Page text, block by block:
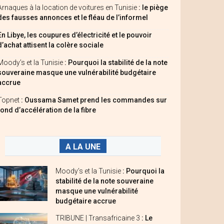
à la location de voitures en Tunisie : le piège
fausses annonces et le fléau de l’informel
Libye, les coupures d’électricité et le pouvoir
attisent la colère sociale
et la Tunisie : Pourquoi la stabilité de la note
masque une vulnérabilité budgétaire
: Oussama Samet prend les commandes sur
d’accélération de la fibre
A LA UNE
Moody’s et la Tunisie : Pourquoi la
stabilité de la note souveraine
masque une vulnérabilité
budgétaire accrue
TRIBUNE | Transafricaine 3 : Le